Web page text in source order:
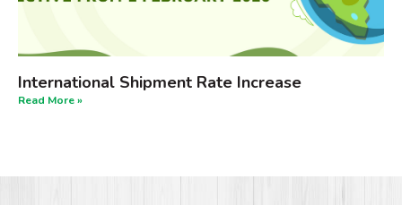
International Shipment Rate Increase
Read More »